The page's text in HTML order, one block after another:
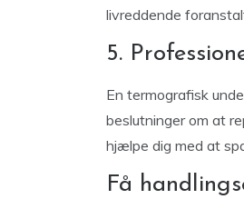
livreddende
5.
En termografisk
beslutninger om at
hjælpe dig med at
Få